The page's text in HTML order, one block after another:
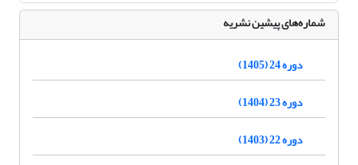
شماره‌های پیشین نشریه
دوره 24 (1405)
دوره 23 (1404)
دوره 22 (1403)